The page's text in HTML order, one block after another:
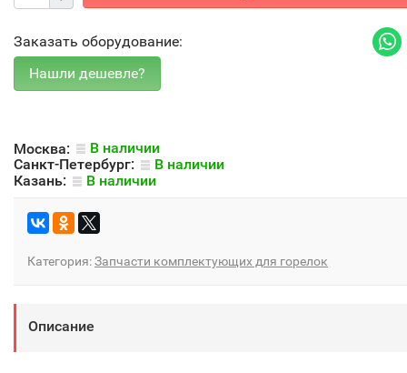
Заказать оборудование:
Москва:
В наличии
Санкт-Петербург:
В наличии
Казань:
В наличии
Категория:Запчасти комплектующих для горелок
Описание